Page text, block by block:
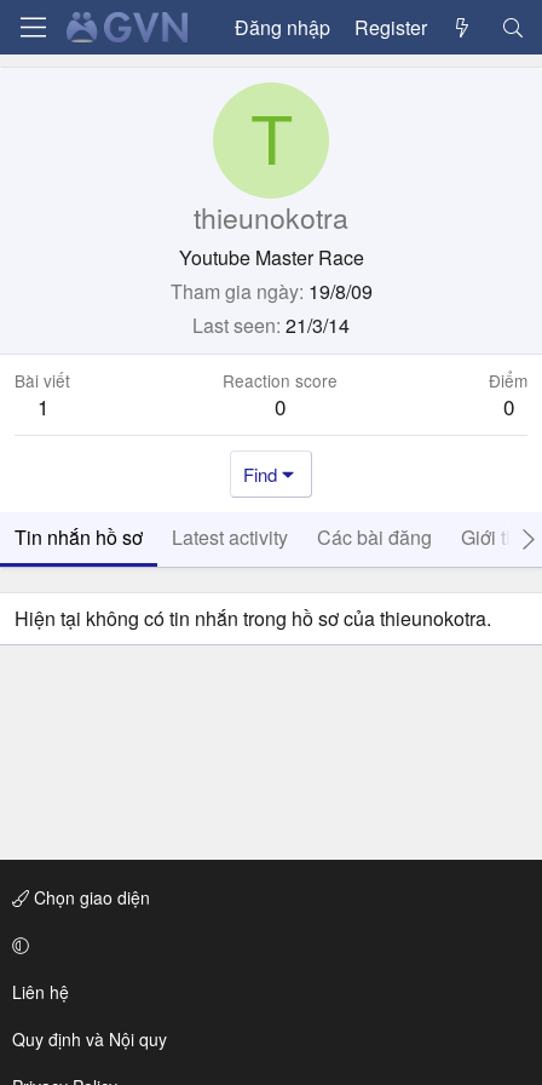
Đăng nhập Register
T
thieunokotra
Youtube Master Race
Tham gia ngày 19/8/09
Last seen 21/3/14
Bài viết
1
Reaction score
0
Điểm
0
Find
Tin nhắn hồ sơ Latest activity Các bài đăng Giới thiệu
Hiện tại không có tin nhắn trong hồ sơ của thieunokotra.
Chọn giao diện
Liên hệ
Quy định và Nội quy